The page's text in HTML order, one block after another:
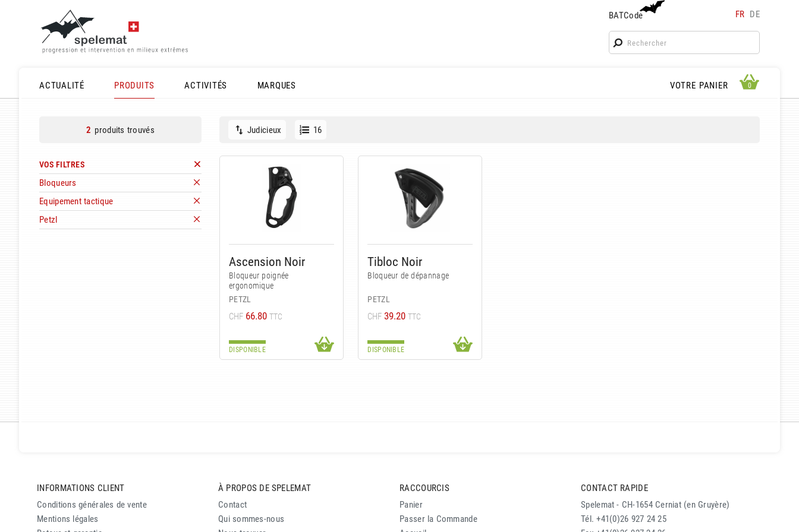
BATCode FR DE
BATCode
Rentrez votre BATCode et validez
ACTUALITÉ
PRODUITS ACTIVITÉS MARQUES VOTRE PANIER 0 0
2 produits trouvés
VOS FILTRES
Bloqueurs
Equipement tactique
Petzl
Judicieux 16
Ascension Noir
Bloqueur poignée
ergonomique
PETZL
CHF 66.80 TTC
DISPONIBLE
Tibloc Noir
Bloqueur de dépannage
PETZL
CHF 39.20 TTC
DISPONIBLE
INFORMATIONS CLIENT
Conditions générales de vente
Mentions légales
À PROPOS DE SPELEMAT
Contact
Qui sommes-nous
RACCOURCIS
Panier
Passer la Commande
CONTACT RAPIDE
Spelemat - CH-1654 Cerniat (en Gruyère)
Tél. +41(0)26 927 24 25